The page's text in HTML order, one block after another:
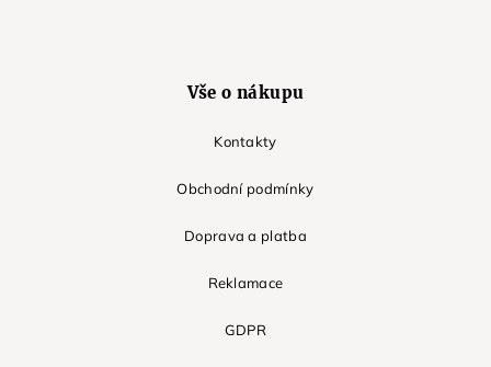
Vše o nákupu
Kontakty
Obchodní podmínky
Doprava a platba
Reklamace
GDPR